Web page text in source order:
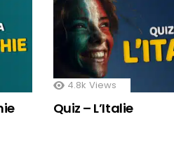
4.8k Views
Quiz – L’Italie